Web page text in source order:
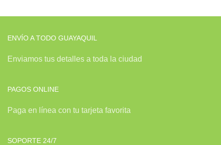
ENVÍO A TODO GUAYAQUIL
Enviamos tus detalles a toda la ciudad
PAGOS ONLINE
Paga en línea con tu tarjeta favorita
SOPORTE 24/7